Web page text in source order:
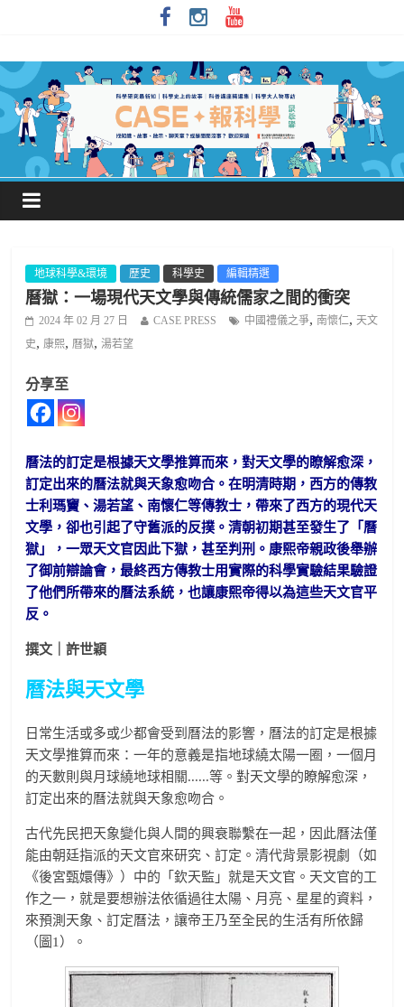
地球科學&環境 歷史 科學史 編輯精選
曆獄：一場現代天文學與傳統儒家之間的衝突
2024 年 02 月 27 日 CASE PRESS 中國禮儀之爭,南懷仁, 天文
史, 康熙, 曆獄,湯若望
分享至
曆法的訂定是根據天文學推算而來，對天文學的瞭解愈深，
訂定出來的曆法就與天象愈吻合。在明清時期，西方的傳教
士利瑪竇、湯若望、南懷仁等傳教士，帶來了西方的現代天
文學，卻也引起了守舊派的反撲。清朝初期甚至發生了「曆
獄」，一眾天文官因此下獄，甚至判刑。康熙帝親政後舉辦
了御前辯論會，最終西方傳教士用實際的科學實驗結果驗證
了他們所帶來的曆法系統，也讓康熙帝得以為這些天文官平
反。
撰文｜許世穎
曆法與天文學
日常生活或多或少都會受到曆法的影響，曆法的訂定是根據
天文學推算而來：一年的意義是指地球繞太陽一圈，一個月
的天數則與月球繞地球相關......等。對天文學的瞭解愈深，
訂定出來的曆法就與天象愈吻合。
古代先民把天象變化與人間的興衰聯繫在一起，因此曆法僅
能由朝廷指派的天文官來研究、訂定。清代背景影視劇（如
《後宮甄嬛傳》）中的「欽天監」就是天文官。天文官的工
作之一，就是要想辦法依循過往太陽、月亮、星星的資料，
來預測天象、訂定曆法，讓帝王乃至全民的生活有所依歸
（圖1）。